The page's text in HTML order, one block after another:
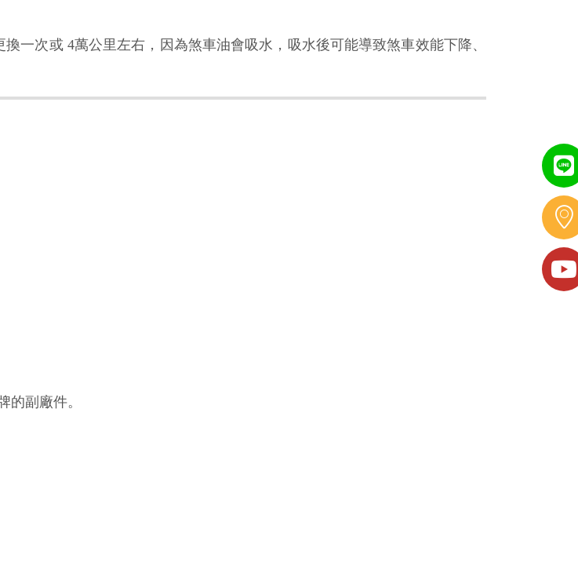
一次或 4萬公里左右，因為煞車油會吸水，吸水後可能導致煞車效能下降、
的副廠件。